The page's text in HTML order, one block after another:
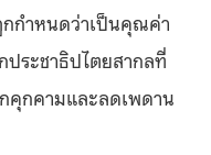
กกำหนดว่าเป็นคุณค่า
ระชาธิปไตยสากลที่
คุกคามและลดเพดาน